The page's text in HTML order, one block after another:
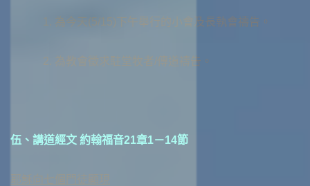
為今天(5/15)下午舉行的小會及長執會禱告。
為教會徵求駐堂牧者/傳道禱告。
伍、講道經文 約翰福音21章1－14節
耶穌向七個門徒顯現